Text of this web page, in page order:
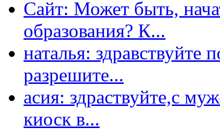
Сайт: Может быть,
образования? К...
наталья: здравствуйте
разрешите...
асия: здраствуйте,с
киоск в...